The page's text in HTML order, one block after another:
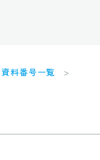
料番号一覧